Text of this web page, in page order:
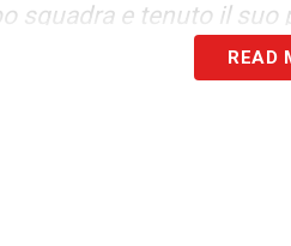
squadra e tenuto il
e difficile trasferta diREAD